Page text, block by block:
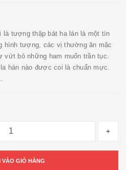
là tượng thập bát ha lán là một tín
hình tượng, các vị thường ăn mặc
vứt bỏ những ham muốn trần tục.
hán nào được coi là chuẩn mực.
+
GIỎ HÀNG